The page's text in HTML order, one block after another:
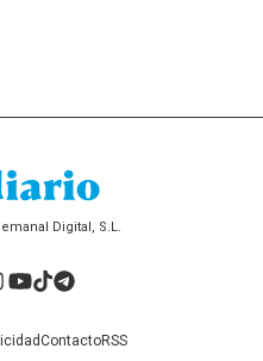
Digital, S.L.
ContactoRSS
Instagram
YouTube
TikTok
Telegram